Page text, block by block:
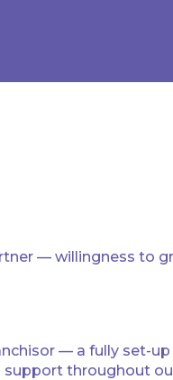
— willingness to
— a fully set-up
support throughout